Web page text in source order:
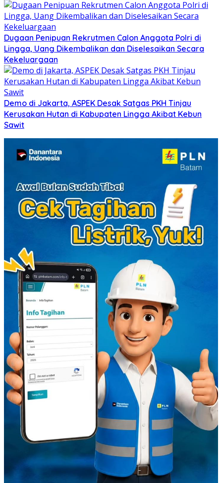
Dugaan Penipuan Rekrutmen Calon Anggota Polri di
Lingga, Uang Dikembalikan dan Diselesaikan Secara
Kekeluargaan
Demo di Jakarta, ASPEK Desak Satgas PKH Tinjau
Kerusakan Hutan di Kabupaten Lingga Akibat Kebun
Sawit